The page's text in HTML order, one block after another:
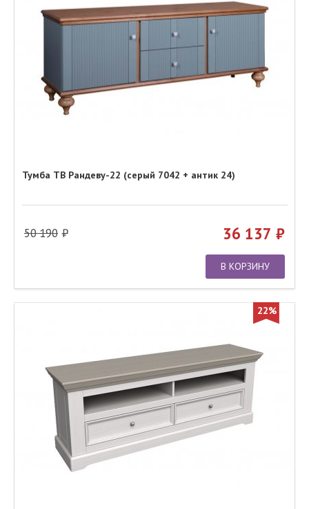
Тумба ТВ Рандеву-22 (серый 7042 + антик 24)
50 190 36 137
В КОРЗИНУ
22%